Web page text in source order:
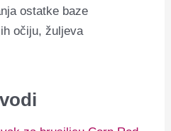
ostatke baze
očiju, žuljeva